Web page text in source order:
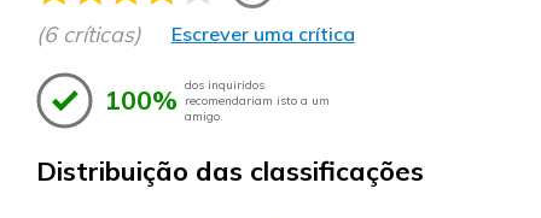
(6 críticas) Escrever uma crítica
100% dos inquiridos
recomendariam isto a um
amigo.
Distribuição das classificações